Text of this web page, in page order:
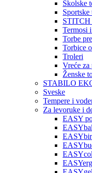
Školske
Sportske
Termosi
Torbe
Torbice
Troleri
Vreće
Ženske
STABILO
Sveske
Tempere i
Za levoruke i
EASY